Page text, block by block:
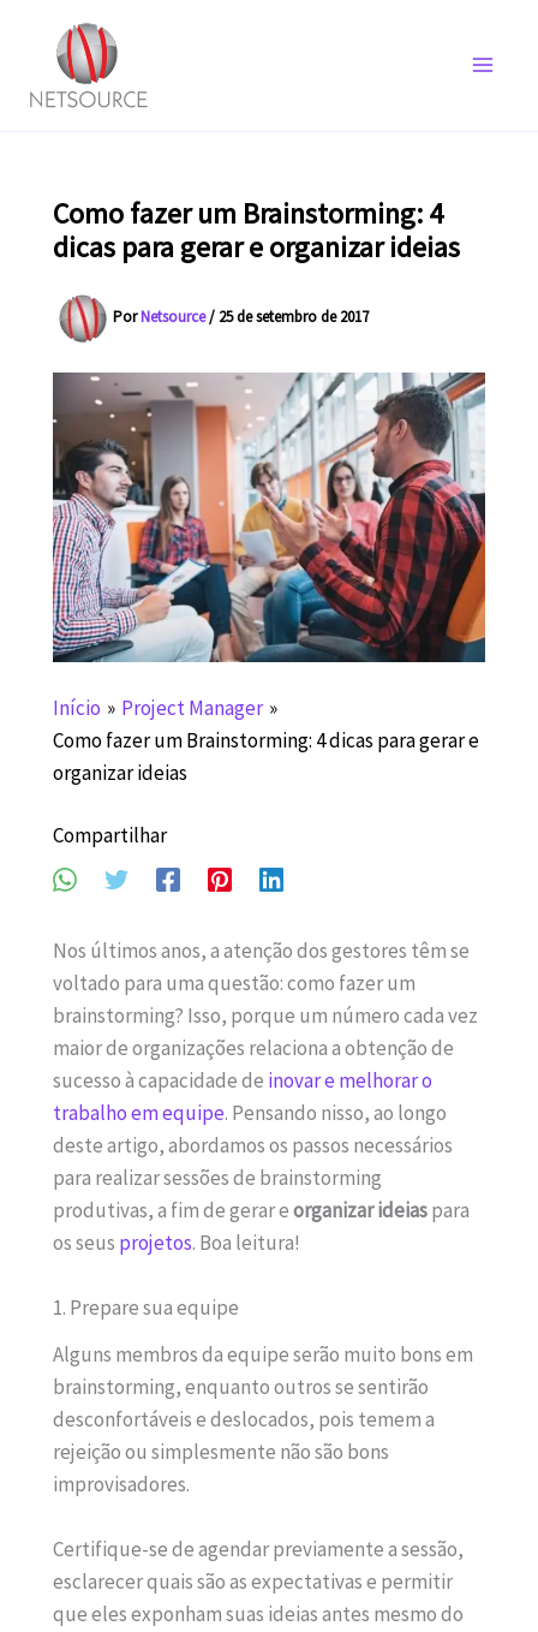
conteúdo
Como fazer um Brainstorming: 4
dicas para gerar e organizar ideias
PorNetsource/ 25 de setembro de 2017
Início
Project Manager
Como fazer um Brainstorming: 4 dicas para gerar e
organizar ideias
Compartilhar
Nos últimos anos, a atenção dos gestores têm se
voltado para uma questão: como fazer um
brainstorming? Isso, porque um número cada vez
maior de organizações relaciona a obtenção de
sucesso à capacidade de inovar e melhorar o
trabalho em equipe. Pensando nisso, ao longo
deste artigo, abordamos os passos necessários
para realizar sessões de brainstorming
produtivas, a fim de gerar eorganizar ideiaspara
os seus projetos. Boa leitura!
1. Prepare sua equipe
Alguns membros da equipe serão muito bons em
brainstorming, enquanto outros se sentirão
desconfortáveis e ​​deslocados, pois temem a
rejeição ou simplesmente não são bons
improvisadores.
Certifique-se de agendar previamente a sessão,
esclarecer quais são as expectativas e permitir
que eles exponham suas ideias antes mesmo do